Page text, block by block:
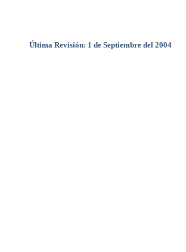
Última Revisión: 1 de Septiembre del 2004